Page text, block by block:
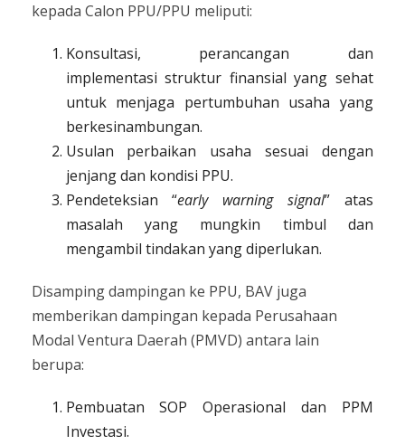
kepada Calon PPU/PPU meliputi:
Konsultasi, perancangan dan
implementasi struktur finansial yang sehat
untuk menjaga pertumbuhan usaha yang
berkesinambungan.
Usulan perbaikan usaha sesuai dengan
jenjang dan kondisi PPU.
Pendeteksian “early warning signal” atas
masalah yang mungkin timbul dan
mengambil tindakan yang diperlukan.
Disamping dampingan ke PPU, BAV juga
memberikan dampingan kepada Perusahaan
Modal Ventura Daerah (PMVD) antara lain
berupa:
Pembuatan SOP Operasional dan PPM
Investasi.